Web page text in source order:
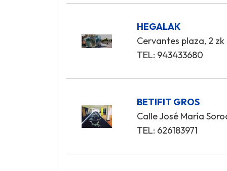
HEGALAK
Cervantes plaza, 2 zk
TEL: 943433680
BETIFIT GROS
Calle José María
TEL: 626183971